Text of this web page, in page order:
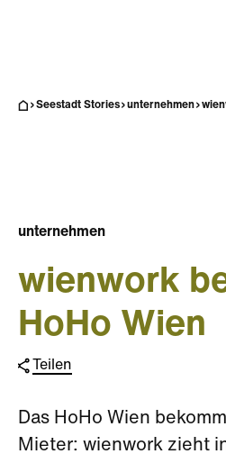
Seestadt Stories unternehmen
unternehmen
wienwork
HoHo Wien
Teilen
Das HoHo Wien
Mieter: wienwork zieht